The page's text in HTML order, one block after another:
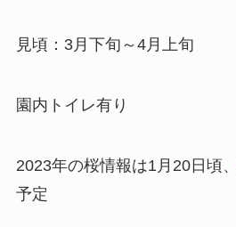
見頃：3月下旬～4月上旬
園内トイレ有り
2023年の桜情報は1月20日頃、
予定